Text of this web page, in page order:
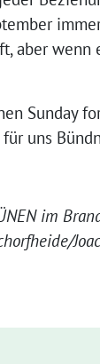
aber
Sunday
uns
im